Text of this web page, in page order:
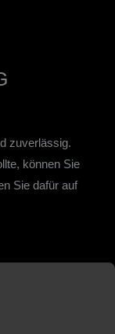
zuverlässig.
können Sie
Sie dafür auf